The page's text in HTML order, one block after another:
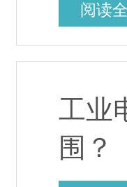
阅读
工业
围？